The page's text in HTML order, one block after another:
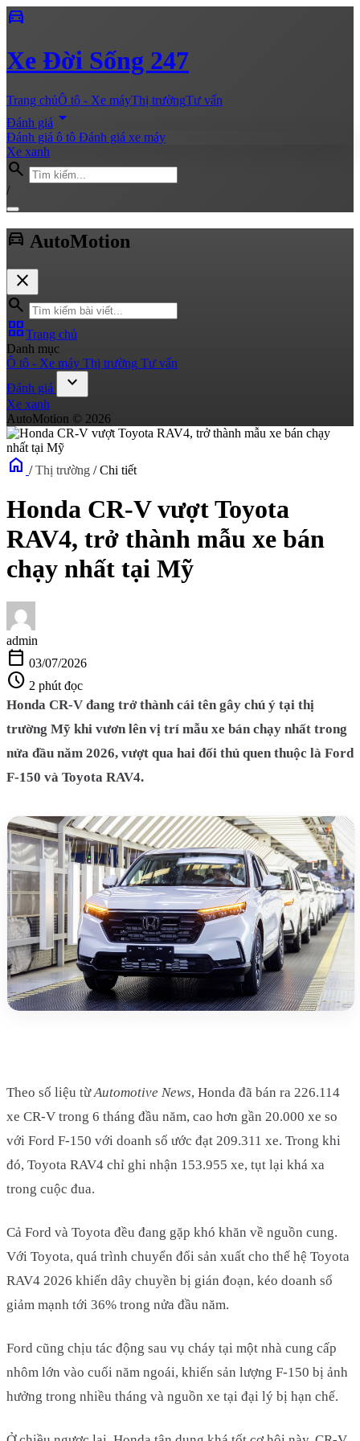
directions_car
Xe Đời Sống 247
Trang chủÔ tô - Xe máyThị trườngTư vấn
Đánh giá arrow_drop_down
Đánh giá ô tô Đánh giá xe máy
Xe xanh
search
/
directions_car AutoMotion
close
search
grid_viewTrang chủ
Danh mục
Ô tô - Xe máy Thị trường Tư vấn
Đánh giá
expand_more
Xe xanh
AutoMotion © 2026
home / Thị trường / Chi tiết
Honda CR-V vượt Toyota
RAV4, trở thành mẫu xe bán
chạy nhất tại Mỹ
admin
calendar_today 03/07/2026
schedule 2 phút đọc
Honda CR-V đang trở thành cái tên gây chú ý tại thị
trường Mỹ khi vươn lên vị trí mẫu xe bán chạy nhất trong
nửa đầu năm 2026, vượt qua hai đối thủ quen thuộc là Ford
F-150 và Toyota RAV4.
Theo số liệu từAutomotive News, Honda đã bán ra 226.114
xe CR-V trong 6 tháng đầu năm, cao hơn gần 20.000 xe so
với Ford F-150 với doanh số ước đạt 209.311 xe. Trong khi
đó, Toyota RAV4 chỉ ghi nhận 153.955 xe, tụt lại khá xa
trong cuộc đua.
Cả Ford và Toyota đều đang gặp khó khăn về nguồn cung.
Với Toyota, quá trình chuyển đổi sản xuất cho thế hệ Toyota
RAV4 2026 khiến dây chuyền bị gián đoạn, kéo doanh số
giảm mạnh tới 36% trong nửa đầu năm.
Ford cũng chịu tác động sau vụ cháy tại một nhà cung cấp
nhôm lớn vào cuối năm ngoái, khiến sản lượng F-150 bị ảnh
hưởng trong nhiều tháng và nguồn xe tại đại lý bị hạn chế.